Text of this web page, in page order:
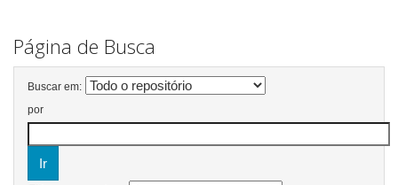
Página de Busca
Buscar em:
por